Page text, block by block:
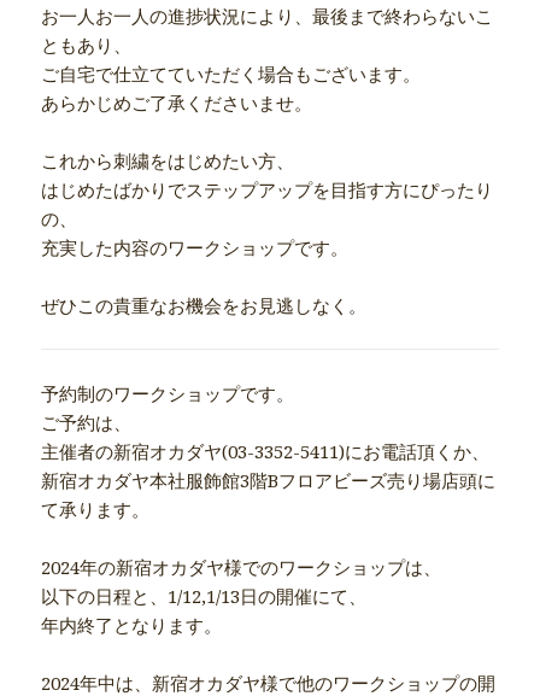
お一人お一人の進捗状況により、最後まで終わらないこ
ともあり、
ご自宅で仕立てていただく場合もございます。
あらかじめご了承くださいませ。
これから刺繍をはじめたい方、
はじめたばかりでステップアップを目指す方にぴったり
の、
充実した内容のワークショップです。
ぜひこの貴重なお機会をお見逃しなく。
予約制のワークショップです。
ご予約は、
主催者の新宿オカダヤ(03-3352-5411)にお電話頂くか、
新宿オカダヤ本社服飾館3階Bフロアビーズ売り場店頭に
て承ります。
2024年の新宿オカダヤ様でのワークショップは、
以下の日程と、1/12,1/13日の開催にて、
年内終了となります。
2024年中は、新宿オカダヤ様で他のワークショップの開